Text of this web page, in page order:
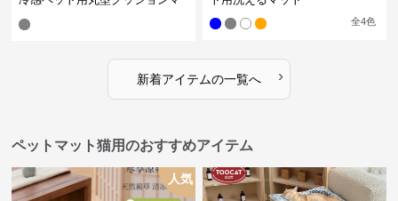
全4色
新着アイテムの一覧へ ›
ペットマット猫用のおすすめアイテム
人気